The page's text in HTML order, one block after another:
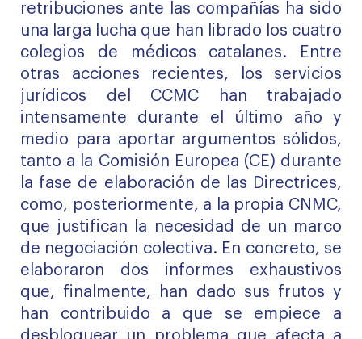
retribuciones ante las compañías ha sido
una larga lucha que han librado los cuatro
colegios de médicos catalanes. Entre
otras acciones recientes, los servicios
jurídicos del CCMC han trabajado
intensamente durante el último año y
medio para aportar argumentos sólidos,
tanto a la Comisión Europea (CE) durante
la fase de elaboración de las Directrices,
como, posteriormente, a la propia CNMC,
que justifican la necesidad de un marco
de negociación colectiva. En concreto, se
elaboraron dos informes exhaustivos
que, finalmente, han dado sus frutos y
han contribuido a que se empiece a
desbloquear un problema que afecta a